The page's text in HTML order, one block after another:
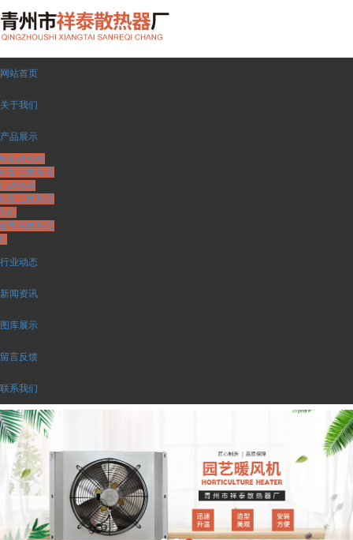
网站首页
关于我们
产品展示
金散热器
复合散热器
散热器
复合散热器
机
专用散热器
行业动态
新闻资讯
图库展示
留言反馈
联系我们